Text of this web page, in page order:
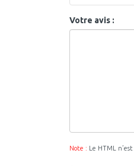
Votre avis :
Note : Le HTML